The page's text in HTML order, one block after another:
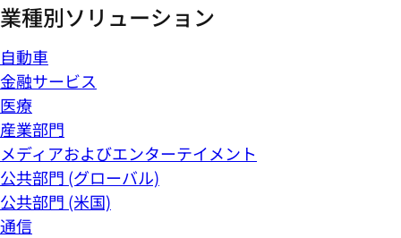
業種別ソリューション
自動車
金融サービス
医療
産業部門
メディアおよびエンターテイメント
公共部門 (グローバル)
公共部門 (米国)
通信